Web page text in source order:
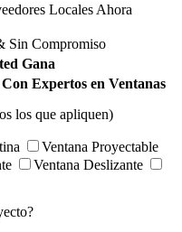
Locales Ahora
Sin Compromiso
Gana
Expertos en Ventanas
los que apliquen)
Ventana Proyectable
Ventana Deslizante